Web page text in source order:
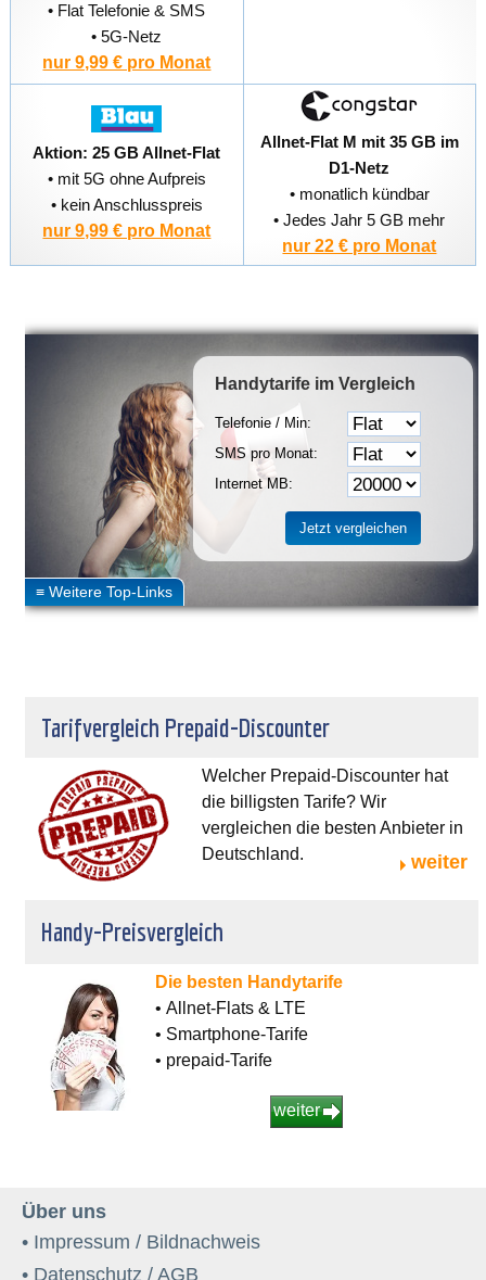
• Flat Telefonie & SMS
• 5G-Netz
nur 9,99 € pro Monat
Aktion: 25 GB Allnet-Flat
• mit 5G ohne Aufpreis
• kein Anschlusspreis
nur 9,99 € pro Monat
Allnet-Flat M mit 35 GB im
D1-Netz
• monatlich kündbar
• Jedes Jahr 5 GB mehr
nur 22 € pro Monat
Handytarife im Vergleich
Telefonie / Min:
SMS pro Monat:
Internet MB:
Tarifvergleich Prepaid-Discounter
Welcher Prepaid-Discounter hat
die billigsten Tarife? Wir
vergleichen die besten Anbieter in
Deutschland.
weiter
Handy-Preisvergleich
Die besten Handytarife
• Allnet-Flats & LTE
• Smartphone-Tarife
• prepaid-Tarife
weiter
Über uns
• Impressum / Bildnachweis
• Datenschutz / AGB